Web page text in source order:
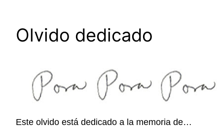
Olvido dedicado
Este olvido está dedicado a la memoria de…